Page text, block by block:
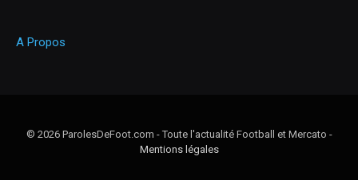
A Propos
© 2026 ParolesDeFoot.com - Toute l'actualité Football et Mercato -
Mentions légales